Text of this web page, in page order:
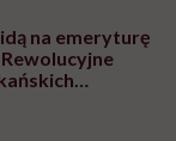
na emeryturę